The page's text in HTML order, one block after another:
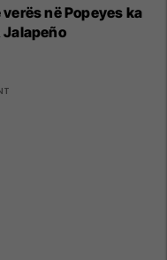
verës në Popeyes ka
Jalapeño